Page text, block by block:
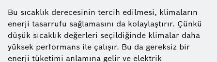
Bu sıcaklık derecesinin tercih edilmesi, klimaların
enerji tasarrufu sağlamasını da kolaylaştırır. Çünkü
düşük sıcaklık değerleri seçildiğinde klimalar daha
yüksek performans ile çalışır. Bu da gereksiz bir
enerji tüketimi anlamına gelir ve elektrik